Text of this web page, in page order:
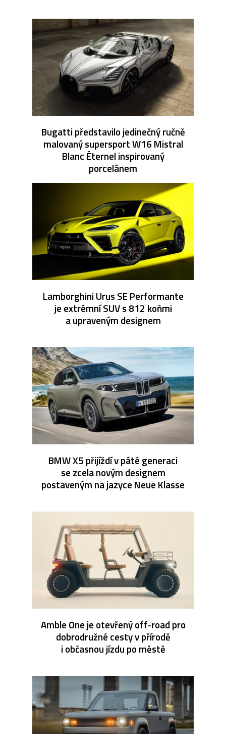
Bugatti představilo jedinečný ručně
malovaný supersport W16 Mistral
Blanc Éternel inspirovaný
porcelánem
Lamborghini Urus SE Performante
je extrémní SUV s 812 koňmi
a upraveným designem
BMW X5 přijíždí v páté generaci
se zcela novým designem
postaveným na jazyce Neue Klasse
Amble One je otevřený off-road pro
dobrodružné cesty v přírodě
i občasnou jízdu po městě